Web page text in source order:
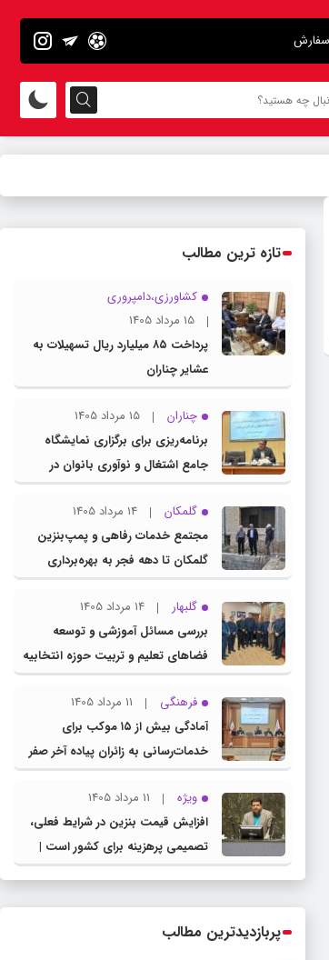
تازه ترین مطالب
کشاورزی،دامپروری
15 مرداد 1405
پرداخت ۸۵ میلیارد ریال تسهیلات به
عشایر چناران
چناران
15 مرداد 1405
برنامه‌ریزی برای برگزاری نمایشگاه
جامع اشتغال و نوآوری بانوان در
چناران
گلمکان
14 مرداد 1405
مجتمع خدمات رفاهی و پمپ‌بنزین
گلمکان تا دهه فجر به بهره‌برداری
می‌رسد
گلبهار
14 مرداد 1405
بررسی مسائل آموزشی و توسعه
فضاهای تعلیم و تربیت حوزه انتخابیه
در نشست مشترک عضو کمیسیون
آموزش مجلس با مدیرکل آموزش و
پرورش خراسان رضوی
فرهنگی
11 مرداد 1405
آمادگی بیش از ۱۵ موکب برای
خدمات‌رسانی به زائران پیاده آخر صفر
در شهرستان چناران
ویژه
11 مرداد 1405
افزایش قیمت بنزین در شرایط فعلی،
تصمیمی پرهزینه برای کشور است |
دولت، قاچاق سوخت و عوامل اصلی
پربازدیدترین مطالب